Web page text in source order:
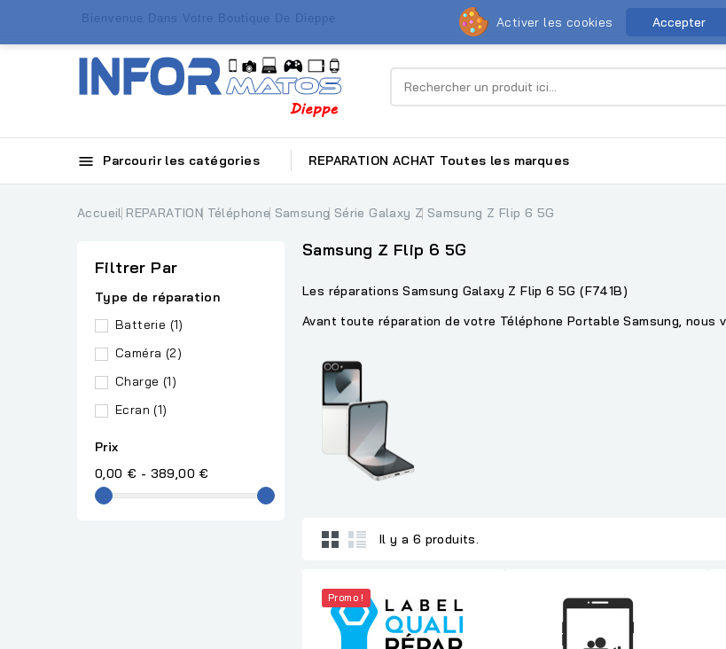
Bienvenue Dans Votre Boutique De Dieppe
 Parcourir les catégories REPARATION ACHAT Toutes les marques
Accueil REPARATION Téléphone Samsung Série Galaxy Z Samsung Z Flip 6 5G
Filtrer Par
Type de réparation
Batterie (1)
Caméra (2)
Charge (1)
Ecran (1)
Prix
0,00 € - 389,00 €
Samsung Z Flip 6 5G
Les réparations Samsung Galaxy Z Flip 6 5G (F741B)
Avant toute réparation de votre Téléphone Portable Samsung,
Il y a 6 produits.
Promo !
Activer les cookies Accepter